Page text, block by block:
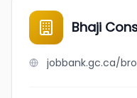
Bhaji